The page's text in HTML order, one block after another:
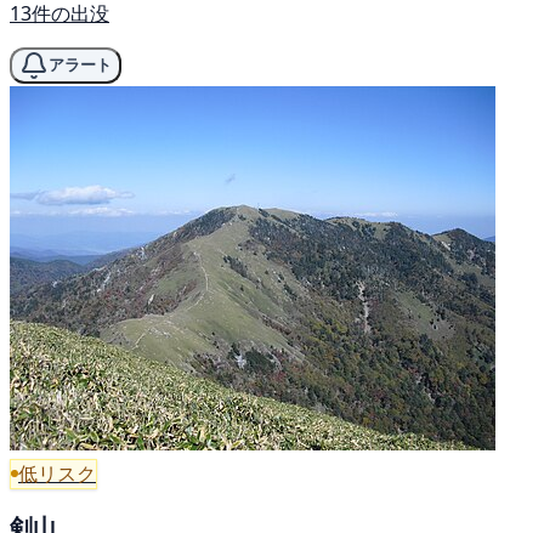
13件の出没
アラート
低リスク
剣山